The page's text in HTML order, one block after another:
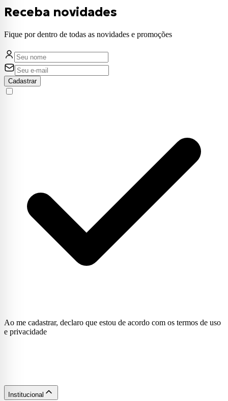
Receba novidades
Fique por dentro de todas as novidades e promoções
Cadastrar
Ao me cadastrar, declaro que estou de acordo com os termos de uso
e privacidade
Institucional